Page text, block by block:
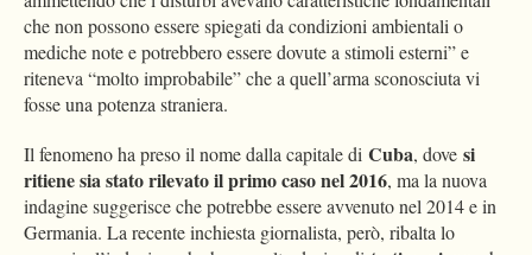
che non possono essere spiegati da condizioni ambientali o
mediche note e potrebbero essere dovute a stimoli esterni” e
riteneva “molto improbabile” che a quell’arma sconosciuta vi
fosse una potenza straniera.
Il fenomeno ha preso il nome dalla capitale di Cuba, dove si
ritiene sia stato rilevato il primo caso nel 2016, ma la nuova
indagine suggerisce che potrebbe essere avvenuto nel 2014 e in
Germania. La recente inchiesta giornalista, però, ribalta lo